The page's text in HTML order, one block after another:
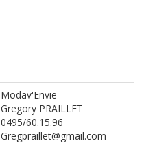
Modav'Envie
Gregory PRAILLET
0495/60.15.96
Gregpraillet@gmail.com